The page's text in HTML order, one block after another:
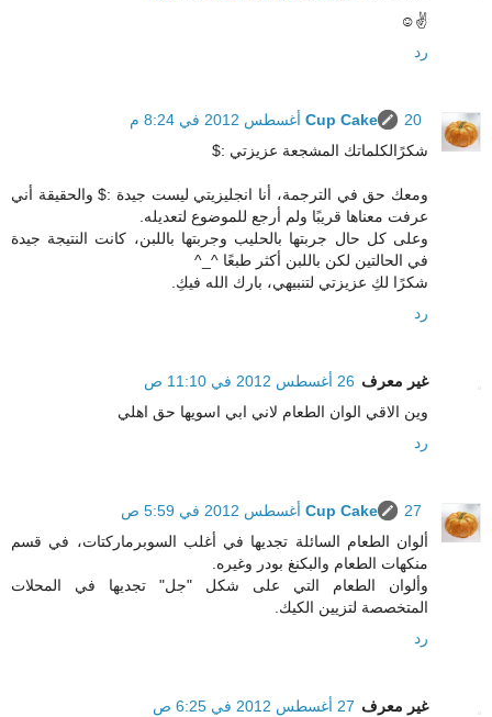
✌☺
رد
Cup Cake
20 أغسطس 2012 في 8:24 م
شكرًالكلماتك المشجعة عزيزتي :$
ومعك حق في الترجمة، أنا انجليزيتي ليست جيدة :$ والحقيقة أني
عرفت معناها قريبًا ولم أرجع للموضوع لتعديله.
وعلى كل حال جربتها بالحليب وجربتها باللبن، كانت النتيجة جيدة
في الحالتين لكن باللبن أكثر طبعًا ^_^
شكرًا لكِ عزيزتي لتنبيهي، بارك الله فيكِ.
رد
غير معرف 26 أغسطس 2012 في 11:10 ص
وين الاقي الوان الطعام لاني ابي اسويها حق اهلي
رد
Cup Cake
27 أغسطس 2012 في 5:59 ص
ألوان الطعام السائلة تجديها في أغلب السوبرماركتات، في قسم
منكهات الطعام والبكنغ بودر وغيره.
وألوان الطعام التي على شكل "جل" تجديها في المحلات
المتخصصة لتزيين الكيك.
رد
غير معرف 27 أغسطس 2012 في 6:25 ص